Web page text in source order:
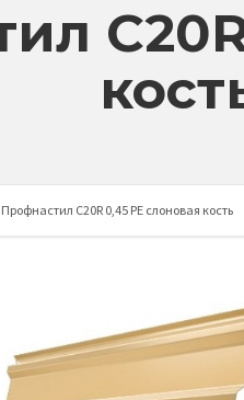
С20R 0,45 PE слоновая кость